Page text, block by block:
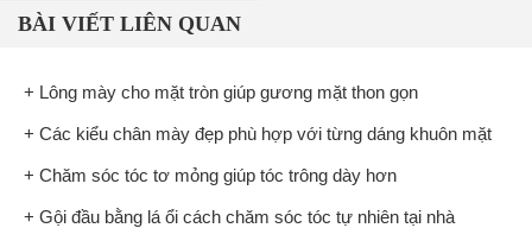
BÀI VIẾT LIÊN QUAN
+ Lông mày cho mặt tròn giúp gương mặt thon gọn
+ Các kiểu chân mày đẹp phù hợp với từng dáng khuôn mặt
+ Chăm sóc tóc tơ mỏng giúp tóc trông dày hơn
+ Gội đầu bằng lá ổi cách chăm sóc tóc tự nhiên tại nhà